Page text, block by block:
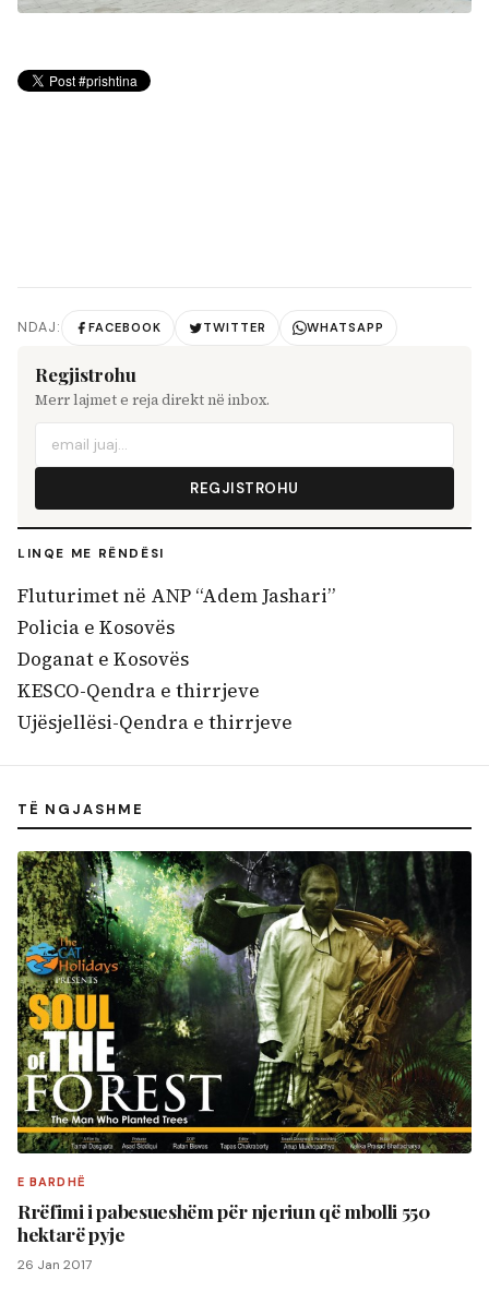
NDAJ: FACEBOOK TWITTER WHATSAPP
Regjistrohu
Merr lajmet e reja direkt në inbox.
REGJISTROHU
LINQE ME RËNDËSI
Fluturimet në ANP “Adem Jashari”
Policia e Kosovës
Doganat e Kosovës
KESCO-Qendra e thirrjeve
Ujësjellësi-Qendra e thirrjeve
TË NGJASHME
E BARDHË
Rrëfimi i pabesueshëm për njeriun që mbolli 550
hektarë pyje
26 Jan 2017